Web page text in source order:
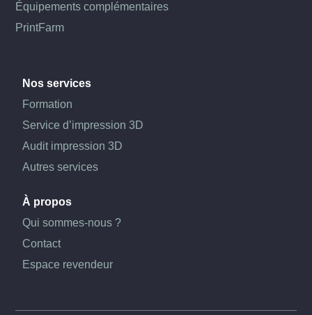
Équipements complémentaires
PrintFarm
Nos services
Formation
Service d’impression 3D
Audit impression 3D
Autres services
À propos
Qui sommes-nous ?
Contact
Espace revendeur